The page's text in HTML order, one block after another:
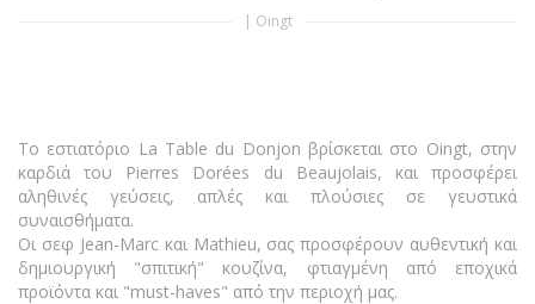
| Oingt
Το εστιατόριο La Table du Donjon βρίσκεται στο Oingt, στην
καρδιά του Pierres Dorées du Beaujolais, και προσφέρει
αληθινές γεύσεις, απλές και πλούσιες σε γευστικά
συναισθήματα.
Οι σεφ Jean-Marc και Mathieu, σας προσφέρουν αυθεντική και
δημιουργική "σπιτική" κουζίνα, φτιαγμένη από εποχικά
προϊόντα και "must-haves" από την περιοχή μας.